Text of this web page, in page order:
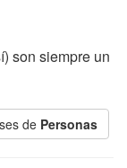
son siempre un
de Personas